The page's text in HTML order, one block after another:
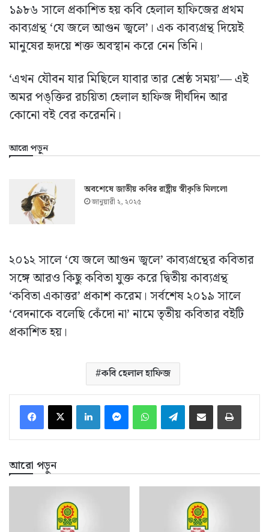
১৯৮৬ সালে প্রকাশিত হয় কবি হেলাল হাফিজের প্রথম
কাব্যগ্রন্থ ‘যে জলে আগুন জ্বলে’। এক কাব্যগ্রন্থ দিয়েই
মানুষের হৃদয়ে শক্ত অবস্থান করে নেন তিনি।
‘এখন যৌবন যার মিছিলে যাবার তার শ্রেষ্ঠ সময়’— এই
অমর পঙ্‌ক্তির রচয়িতা হেলাল হাফিজ দীর্ঘদিন আর
কোনো বই বের করেননি।
আরো পড়ুন
অবশেষে জাতীয় কবির রাষ্ট্রীয় স্বীকৃতি মিললো
জানুয়ারী ২, ২০২৫
২০১২ সালে ‘যে জলে আগুন জ্বলে’ কাব্যগ্রন্থের কবিতার
সঙ্গে আরও কিছু কবিতা যুক্ত করে দ্বিতীয় কাব্যগ্রন্থ
‘কবিতা একাত্তর’ প্রকাশ করেম। সর্বশেষ ২০১৯ সালে
‘বেদনাকে বলেছি কেঁদো না’ নামে তৃতীয় কবিতার বইটি
প্রকাশিত হয়।
কবি হেলাল হাফিজ
LinkedInMessengerWhatsAppTelegramইমেইলে শেয়ার করুন প্রিন্ট
আরো পড়ুন